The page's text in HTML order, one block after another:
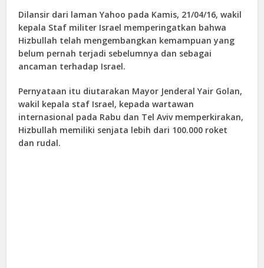
Dilansir dari laman Yahoo pada Kamis, 21/04/16, wakil
kepala Staf militer Israel memperingatkan bahwa
Hizbullah telah mengembangkan kemampuan yang
belum pernah terjadi sebelumnya dan sebagai
ancaman terhadap Israel.
Pernyataan itu diutarakan Mayor Jenderal Yair Golan,
wakil kepala staf Israel, kepada wartawan
internasional pada Rabu dan Tel Aviv memperkirakan,
Hizbullah memiliki senjata lebih dari 100.000 roket
dan rudal.